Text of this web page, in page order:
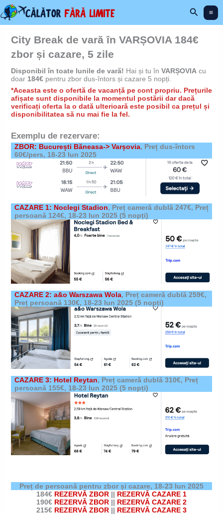
Skip
to
content
Search
City Break de vară în VARȘOVIA 184€
zbor și cazare, 5 zile
Disponibil în toate lunile de vară! Hai și tu în VARȘOVIAcu
doar 184€pentru zbor dus-întors și cazare 5 nopți.
*Aceasta este o ofertă de vacanță pe cont propriu. Prețurile
afișate sunt disponibile la momentul postării dar dacă
verificați oferta la o dată ulterioară este posibil ca prețul și
disponibilitatea să nu mai fie la fel.
Exemplu de rezervare:
ZBOR: București Băneasa-> Varșovia, Preț dus-întors
60€/pers, 18-23 Iun 2025
CAZARE 1: Noclegi Stadion, Preț cameră dublă 247€, Preț
persoană 124€, 18-23 Iun 2025 (5 nopți)
CAZARE 2: a&o Warszawa Wola, Preț cameră dublă 259€,
Preț persoană 130€, 18-23 Iun 2025 (5 nopți)
CAZARE 3: Hotel Reytan, Preț cameră dublă 310€, Preț
persoană 155€, 18-23 Iun 2025 (5 nopți)
Preț de persoană pentru zbor și cazare, 18-23 Iun 2025
184€ REZERVĂ ZBOR || REZERVĂ CAZARE 1
190€ REZERVĂ ZBOR || REZERVĂ CAZARE 2
215€ REZERVĂ ZBOR || REZERVĂ CAZARE 3